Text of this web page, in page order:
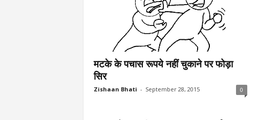
मटके के पचास रूपये नहीं चुकाने पर फोड़ा
सिर
Zishaan Bhati - September 28, 2015 0